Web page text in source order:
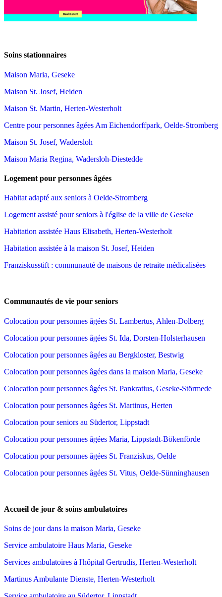
Soins stationnaires
Maison Maria, Geseke
Maison St. Josef, Heiden
Maison St. Martin, Herten-Westerholt
Centre pour personnes âgées Am Eichendorffpark, Oelde-Stromberg
Maison St. Josef, Wadersloh
Maison Maria Regina, Wadersloh-Diestedde
Logement pour personnes âgées
Habitat adapté aux seniors à Oelde-Stromberg
Logement assisté pour seniors à l'église de la ville de Geseke
Habitation assistée Haus Elisabeth, Herten-Westerholt
Habitation assistée à la maison St. Josef, Heiden
Franziskusstift : communauté de maisons de retraite médicalisées
Communautés de vie pour seniors
Colocation pour personnes âgées St. Lambertus, Ahlen-Dolberg
Colocation pour personnes âgées St. Ida, Dorsten-Holsterhausen
Colocation pour personnes âgées au Bergkloster, Bestwig
Colocation pour personnes âgées dans la maison Maria, Geseke
Colocation pour personnes âgées St. Pankratius, Geseke-Störmede
Colocation pour personnes âgées St. Martinus, Herten
Colocation pour seniors au Südertor, Lippstadt
Colocation pour personnes âgées Maria, Lippstadt-Bökenförde
Colocation pour personnes âgées St. Franziskus, Oelde
Colocation pour personnes âgées St. Vitus, Oelde-Sünninghausen
Accueil de jour & soins ambulatoires
Soins de jour dans la maison Maria, Geseke
Service ambulatoire Haus Maria, Geseke
Services ambulatoires à l'hôpital Gertrudis, Herten-Westerholt
Martinus Ambulante Dienste, Herten-Westerholt